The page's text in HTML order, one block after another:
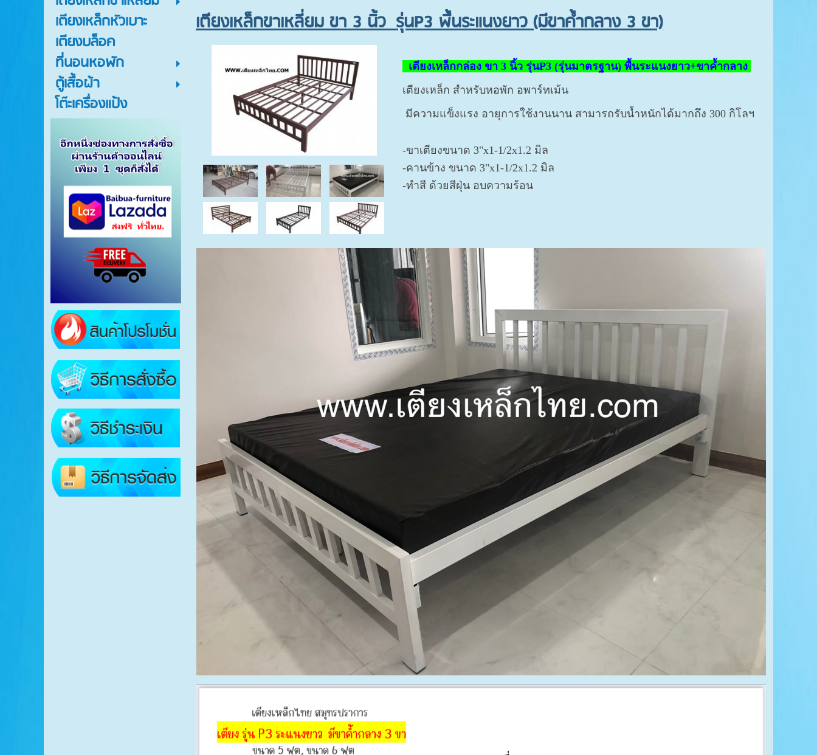
เตียงเหล็กหัวเบาะ
เตียงบล็อค
ที่นอนหอพัก
ตู้เสื้อผ้า
โต๊ะเครื่องแป้ง
เตีียงเหล็กขาเหลี่ยม ขา 3 นิ้ว รุ่นP3 พื้นระแนงยาว (มีขาค้ำกลาง 3 ขา)
เตียงเหล็กกล่อง ขา 3 นิ้ว รุ่นP3 (รุ่นมาตรฐาน) พื้นระแนงยาว+ขาค้ำกลาง
เตียงเหล็ก สำหรับหอพัก อพาร์ทเม้น
มีความแข็งแรง อายุการใช้งานนาน สามารถรับน้ำหนักได้มากถึง 300 กิโลฯ
-ขาเตียงขนาด 3"x1-1/2x1.2 มิล
-คานข้าง ขนาด 3"x1-1/2x1.2 มิล
-ทำสี ด้วยสีฝุ่น อบความร้อน